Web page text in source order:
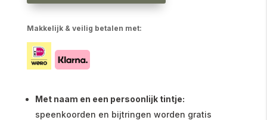
Makkelijk & veilig betalen met:
Met naam en een persoonlijk tintje:
speenkoorden en bijtringen worden gratis